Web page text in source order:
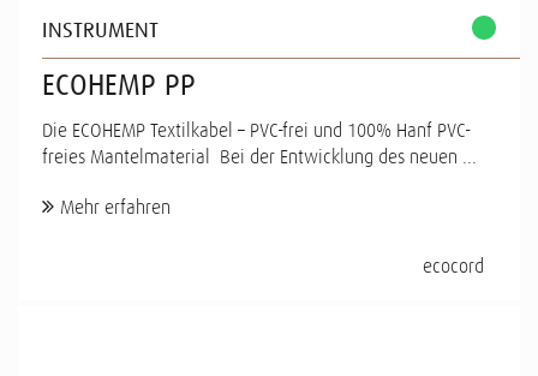
INSTRUMENT
ECOHEMP PP
Die ECOHEMP Textilkabel – PVC-frei und 100% Hanf PVC-
freies Mantelmaterial Bei der Entwicklung des neuen ...
Mehr erfahren
ecocord